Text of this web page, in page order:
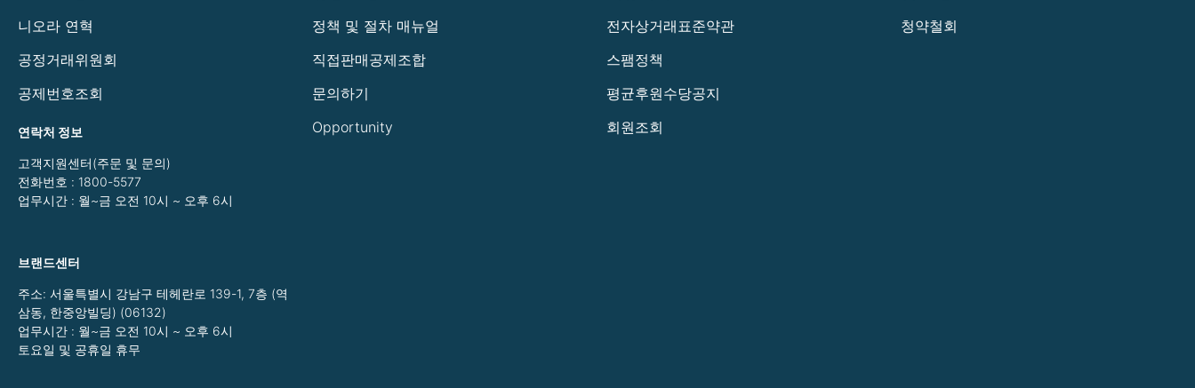
니오라 연혁
공정거래위원회
공제번호조회
연락처 정보
고객지원센터(주문 및 문의)
전화번호 : 1800-5577
업무시간 : 월~금 오전 10시 ~ 오후 6시
브랜드센터
주소: 서울특별시 강남구 테헤란로 139-1, 7층 (역
삼동, 한중앙빌딩) (06132)
업무시간 : 월~금 오전 10시 ~ 오후 6시
토요일 및 공휴일 휴무
정책 및 절차 매뉴얼
직접판매공제조합
문의하기
Opportunity
전자상거래표준약관
스팸정책
평균후원수당공지
회원조회
청약철회